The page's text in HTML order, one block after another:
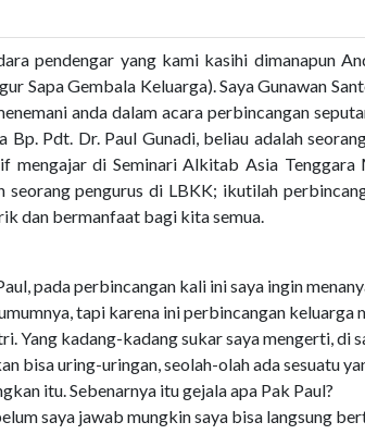
pendengar yang kami kasihi dimanapun
Sapa Gembala Keluarga). Saya Gunawan
anda dalam acara perbincangan
Bp. Pdt. Dr. Paul Gunadi, beliau adalah
mengajar di Seminari Alkitab Asia
seorang pengurus di LBKK; ikutilah
dan bermanfaat bagi kita semua.
pada perbincangan kali ini saya ingin
tapi karena ini perbincangan
Yang kadang-kadang sukar saya mengerti,
bisa uring-uringan, seolah-olah ada sesuatu
itu. Sebenarnya itu gejala apa Pak Paul?
saya jawab mungkin saya bisa langsung